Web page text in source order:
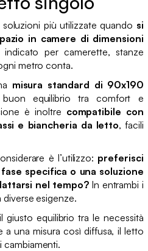
più utilizzate quando si
in camere di dimensioni
per camerette, stanze
metro conta.
misura standard di 90x190
equilibrio tra comfort e
è inoltre compatibile con
e biancheria da letto, facili
è l’utilizzo: preferisci
specifica o una soluzione
nel tempo?In entrambi i
diverse esigenze.
giusto equilibrio tra le necessità
a una misura così diffusa, il letto
cambiamenti.